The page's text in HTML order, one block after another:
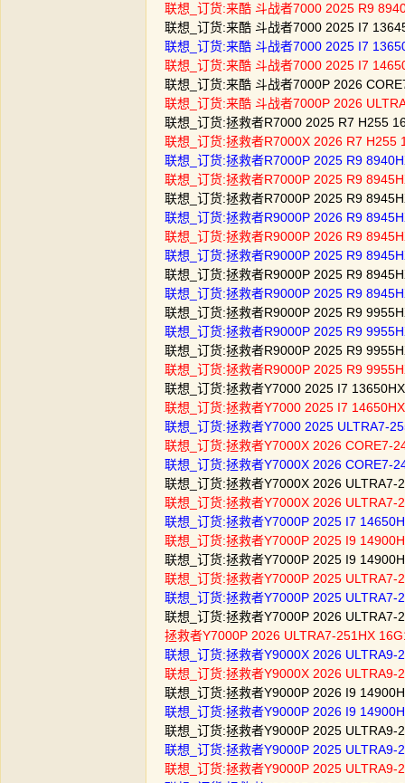
联想_订货:来酷 斗战者7000 2025 R9
联想_订货:来酷 斗战者7000 2025 I7
联想_订货:来酷 斗战者7000 2025 I7
联想_订货:来酷 斗战者7000 2025 I7
联想_订货:来酷 斗战者7000P 2026
联想_订货:来酷 斗战者7000P 2026
联想_订货:拯救者R7000 2025 R7 H255
联想_订货:拯救者R7000X 2026 R7
联想_订货:拯救者R7000P 2025 R9
联想_订货:拯救者R7000P 2025 R9
联想_订货:拯救者R7000P 2025 R9
联想_订货:拯救者R9000P 2026 R9
联想_订货:拯救者R9000P 2026 R9
联想_订货:拯救者R9000P 2025 R9
联想_订货:拯救者R9000P 2025 R9
联想_订货:拯救者R9000P 2025 R9
联想_订货:拯救者R9000P 2025 R9
联想_订货:拯救者R9000P 2025 R9
联想_订货:拯救者R9000P 2025 R9
联想_订货:拯救者R9000P 2025 R9
联想_订货:拯救者Y7000 2025 I7
联想_订货:拯救者Y7000 2025 I7
联想_订货:拯救者Y7000 2025 ULTRA7-
联想_订货:拯救者Y7000X 2026
联想_订货:拯救者Y7000X 2026
联想_订货:拯救者Y7000X 2026
联想_订货:拯救者Y7000X 2026
联想_订货:拯救者Y7000P 2025 I7
联想_订货:拯救者Y7000P 2025 I9
联想_订货:拯救者Y7000P 2025 I9
联想_订货:拯救者Y7000P 2025
联想_订货:拯救者Y7000P 2025
联想_订货:拯救者Y7000P 2026
拯救者Y7000P 2026 ULTRA7-251HX
联想_订货:拯救者Y9000X 2026
联想_订货:拯救者Y9000X 2026
联想_订货:拯救者Y9000P 2026 I9
联想_订货:拯救者Y9000P 2026 I9
联想_订货:拯救者Y9000P 2025
联想_订货:拯救者Y9000P 2025
联想_订货:拯救者Y9000P 2025